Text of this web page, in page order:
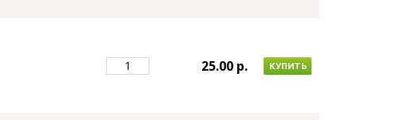
25.00 p. КУПИТЬ